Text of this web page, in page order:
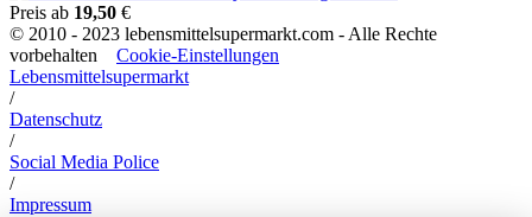
Preis ab 19,50 €
© 2010 - 2023 lebensmittelsupermarkt.com - Alle Rechte
vorbehalten Cookie-Einstellungen
Lebensmittelsupermarkt
/
Datenschutz
/
Social Media Police
/
Impressum